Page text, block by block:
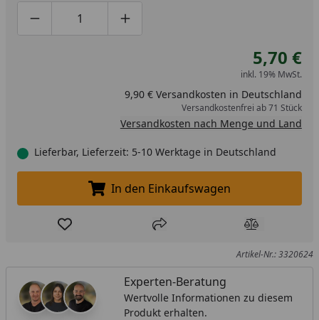
Produktmenge um eins verringern
Produktmenge manuell eingeben
Produktmenge um eins erhöhen
5,70 €
inkl. 19% MwSt.
9,90 € Versandkosten in Deutschland
Versandkostenfrei ab 71 Stück
Versandkosten nach Menge und Land
Lieferbar, Lieferzeit: 5-10 Werktage in Deutschland
In den Einkaufswagen legen
In den Einkaufswagen
Produkt zur Wunschliste hinzufügen
Teilen Produkt
Artikel-Nr.: 3320624
Experten-Beratung
Wertvolle Informationen zu diesem
Produkt erhalten.